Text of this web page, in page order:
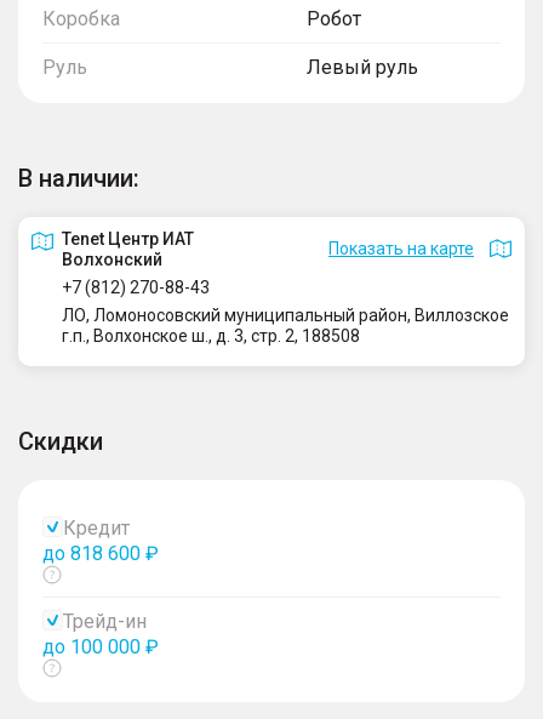
Коробка Робот
Руль Левый руль
В наличии:
Tenet Центр ИАТ
Волхонский
Показать на карте
+7 (812) 270-88-43
ЛО, Ломоносовский муниципальный район, Виллозское
г.п., Волхонское ш., д. 3, стр. 2, 188508
Скидки
Кредит
до 818 600 ₽
Показать
Трейд-ин
до 100 000 ₽
Показать